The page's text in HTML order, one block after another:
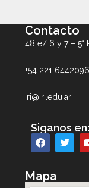
Contacto
48 e/ 6 y 7 – 5°
+54 221 6442096
iri@iri.edu.ar
Siganos en:
Mapa